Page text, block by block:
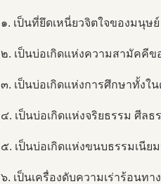
๑. เป็นที่ยึดเหนี่ยวจิตใจของมนุษ
๒. เป็นบ่อเกิดแห่งความสามัคคี
๓. เป็นบ่อเกิดแห่งการศึกษาทั้งใ
๔. เป็นบ่อเกิดแห่งจริยธรรม ศีล
๕. เป็นบ่อเกิดแห่งขนบธรรมเนี
๖. เป็นเครื่องดับความเร่าร้อนทา